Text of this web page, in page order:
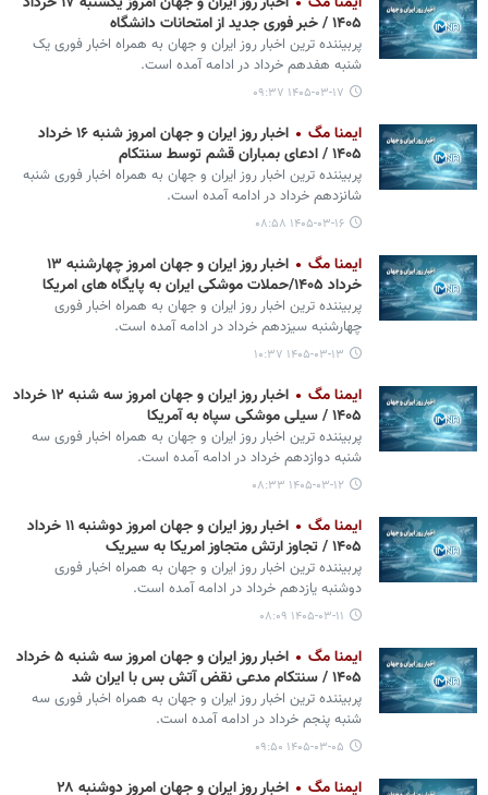
۱۴۰۵ / خبر فوری جدید از امتحانات دانشگاه
پربیننده ترین اخبار روز ایران و جهان به همراه اخبار فوری یک
شنبه هفدهم خرداد در ادامه آمده است.
۱۴۰۵-۰۳-۱۷ ۰۹:۳۷
ایمنا مگ
اخبار روز ایران و جهان امروز شنبه ۱۶ خرداد
۱۴۰۵ / ادعای بمباران قشم توسط سنتکام
پربیننده ترین اخبار روز ایران و جهان به همراه اخبار فوری شنبه
شانزدهم خرداد در ادامه آمده است.
۱۴۰۵-۰۳-۱۶ ۰۸:۵۸
ایمنا مگ
اخبار روز ایران و جهان امروز چهارشنبه ۱۳
خرداد ۱۴۰۵/حملات موشکی ایران به پایگاه های امریکا
پربیننده ترین اخبار روز ایران و جهان به همراه اخبار فوری
چهارشنبه سیزدهم خرداد در ادامه آمده است.
۱۴۰۵-۰۳-۱۳ ۱۰:۳۷
ایمنا مگ
اخبار روز ایران و جهان امروز سه شنبه ۱۲ خرداد
۱۴۰۵ / سیلی موشکی سپاه به آمریکا
پربیننده ترین اخبار روز ایران و جهان به همراه اخبار فوری سه
شنبه دوازدهم خرداد در ادامه آمده است.
۱۴۰۵-۰۳-۱۲ ۰۸:۳۳
ایمنا مگ
اخبار روز ایران و جهان امروز دوشنبه ۱۱ خرداد
۱۴۰۵ / تجاوز ارتش متجاوز امریکا به سیریک
پربیننده ترین اخبار روز ایران و جهان به همراه اخبار فوری
دوشنبه یازدهم خرداد در ادامه آمده است.
۱۴۰۵-۰۳-۱۱ ۰۸:۰۹
ایمنا مگ
اخبار روز ایران و جهان امروز سه شنبه ۵ خرداد
۱۴۰۵ / سنتکام مدعی نقض آتش بس با ایران شد
پربیننده ترین اخبار روز ایران و جهان به همراه اخبار فوری سه
شنبه پنجم خرداد در ادامه آمده است.
۱۴۰۵-۰۳-۰۵ ۰۹:۵۰
ایمنا مگ اخبار روز ایران و جهان امروز دوشنبه ۲۸